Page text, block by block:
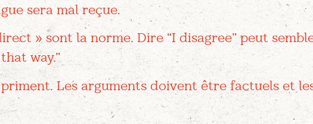
sera mal reçue.
» sont la norme. Dire “I disagree” peut
way.”
Les arguments doivent être factuels et